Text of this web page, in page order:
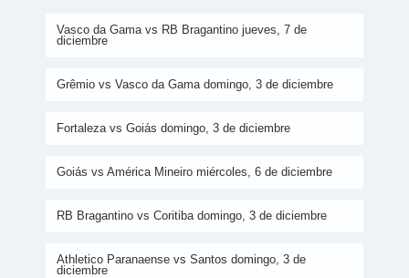
Vasco da Gama vs RB Bragantino jueves, 7 de
diciembre
Grêmio vs Vasco da Gama domingo, 3 de diciembre
Fortaleza vs Goiás domingo, 3 de diciembre
Goiás vs América Mineiro miércoles, 6 de diciembre
RB Bragantino vs Coritiba domingo, 3 de diciembre
Athletico Paranaense vs Santos domingo, 3 de
diciembre